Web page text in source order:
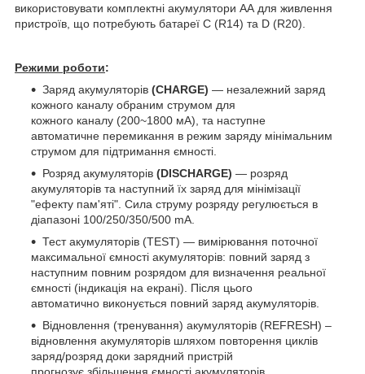
використовувати комплектні акумулятори АА для живлення
пристроїв, що потребують батареї C (R14) та D (R20).
Режими роботи:
Заряд акумуляторів (CHARGE) — незалежний заряд
кожного каналу обраним струмом для
кожного каналу (200~1800 мА), та наступне
автоматичне перемикання в режим заряду мінімальним
струмом для підтримання ємності.
Розряд акумуляторів (DISCHARGE) — розряд
акумуляторів та наступний їх заряд для мінімізації
"ефекту пам'яті". Сила струму розряду регулюється в
діапазоні 100/250/350/500 mA.
Тест акумуляторів (TEST) — вимірювання поточної
максимальної ємності акумуляторів: повний заряд з
наступним повним розрядом для визначення реальної
ємності (індикація на екрані). Після цього
автоматично виконується повний заряд акумуляторів.
Відновлення (тренування) акумуляторів (REFRESH) –
відновлення акумуляторів шляхом повторення циклів
заряд/розряд доки зарядний пристрій
прогнозує збільшення ємності акумуляторів.